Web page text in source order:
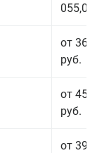
055,00
от 36
руб.
от 45
руб.
от 39